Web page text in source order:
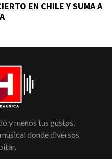
EN CHILE Y SUMA A
y menos tus gustos,
donde diversos